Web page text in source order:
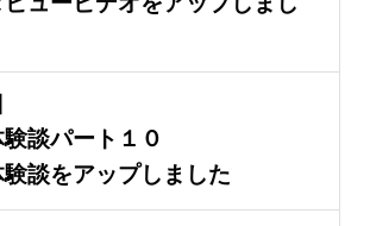
談パート１０
談をアップしました